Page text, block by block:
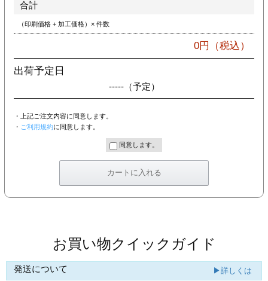
合計
（印刷価格 + 加工価格）× 件数
0円（税込）
出荷予定日
-----（予定）
・上記ご注文内容に同意します。
・ ご利用規約に同意します。
同意します。
お買い物クイックガイド
発送について ▶詳しくは